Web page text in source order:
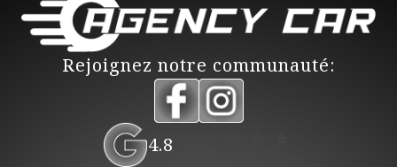
Rejoignez notre communauté:
4.8